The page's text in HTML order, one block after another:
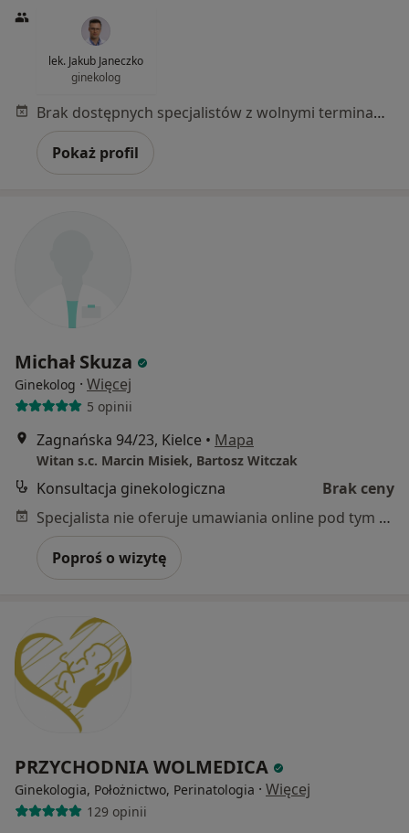
lek. Jakub Janeczko
ginekolog
Brak dostępnych specjalistów z wolnymi terminami w tym centrum medycznym.
Pokaż profil
Michał Skuza
Ginekolog · Więcej
5 opinii
Zagnańska 94/23, Kielce • Mapa
Witan s.c. Marcin Misiek, Bartosz Witczak
Konsultacja ginekologiczna
Brak ceny
Specjalista nie oferuje umawiania online pod tym adresem.
Poproś o wizytę
PRZYCHODNIA WOLMEDICA
Ginekologia, Położnictwo, Perinatologia · Więcej
129 opinii